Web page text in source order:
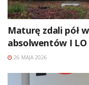
Maturę zdali pół
absolwentów I LO
26 MAJA 2026